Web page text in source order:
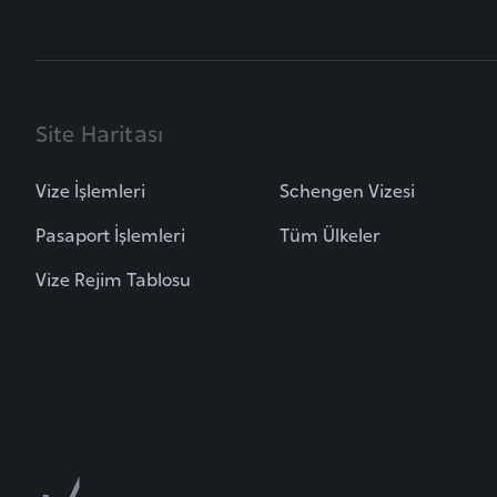
Site Haritası
Vize İşlemleri
Pasaport İşlemleri
Vize Rejim Tablosu
Schengen Vizesi
Tüm Ülkeler
B